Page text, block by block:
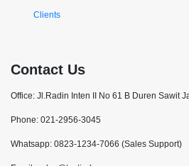
Clients
Contact Us
Office: Jl.Radin Inten II No 61 B Duren Sawit
Phone: 021-2956-3045
Whatsapp: 0823-1234-7066 (Sales Support)